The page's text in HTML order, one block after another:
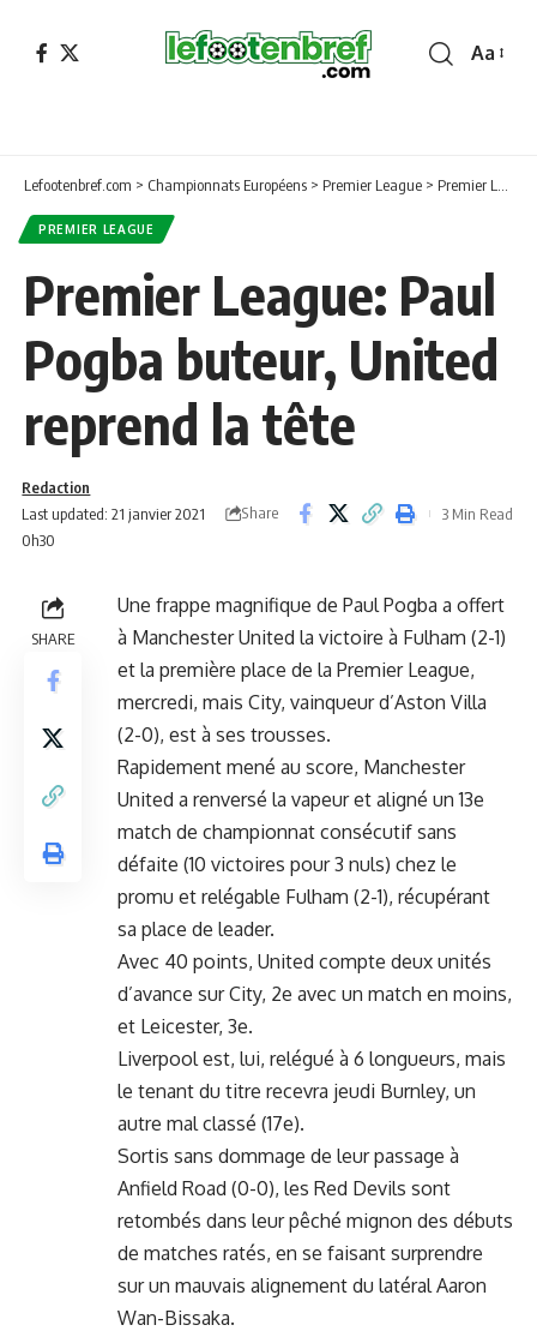
Font
Aa
Lefootenbref.com > Championnats Européens > Premier League > Premier League: Paul Pogba buteur, United reprend la tête
PREMIER LEAGUE
Premier League: Paul
Pogba buteur, United
reprend la tête
Last updated: 21 janvier 2021
0h30
Redaction
Share
3 Min Read
SHARE
Une frappe magnifique de Paul Pogba a offert
à Manchester United la victoire à Fulham (2-1)
et la première place de la Premier League,
mercredi, mais City, vainqueur d’Aston Villa
(2-0), est à ses trousses.
Rapidement mené au score, Manchester
United a renversé la vapeur et aligné un 13e
match de championnat consécutif sans
défaite (10 victoires pour 3 nuls) chez le
promu et relégable Fulham (2-1), récupérant
sa place de leader.
Avec 40 points, United compte deux unités
d’avance sur City, 2e avec un match en moins,
et Leicester, 3e.
Liverpool est, lui, relégué à 6 longueurs, mais
le tenant du titre recevra jeudi Burnley, un
autre mal classé (17e).
Sortis sans dommage de leur passage à
Anfield Road (0-0), les Red Devils sont
retombés dans leur pêché mignon des débuts
de matches ratés, en se faisant surprendre
sur un mauvais alignement du latéral Aaron
Wan-Bissaka.